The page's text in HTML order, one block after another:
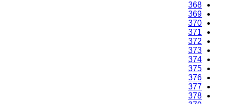
368
369
370
371
372
373
374
375
376
377
378